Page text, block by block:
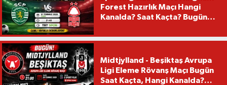
Forest Hazırlık Maçı Hangi
Kanalda? Saat Kaçta? Bugün
Midtjylland - Beşiktaş Avrupa
Ligi Eleme Rövanş Maçı Bugün
Saat Kaçta, Hangi Kanalda?